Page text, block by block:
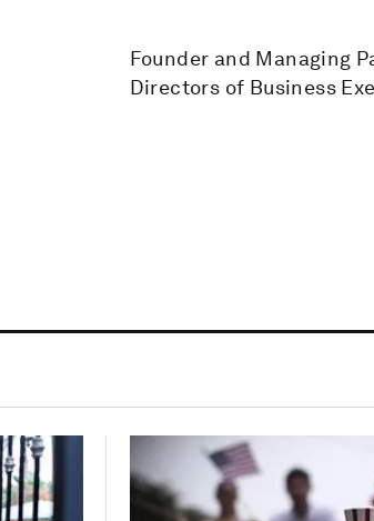
Founder and Managing
Directors of Business